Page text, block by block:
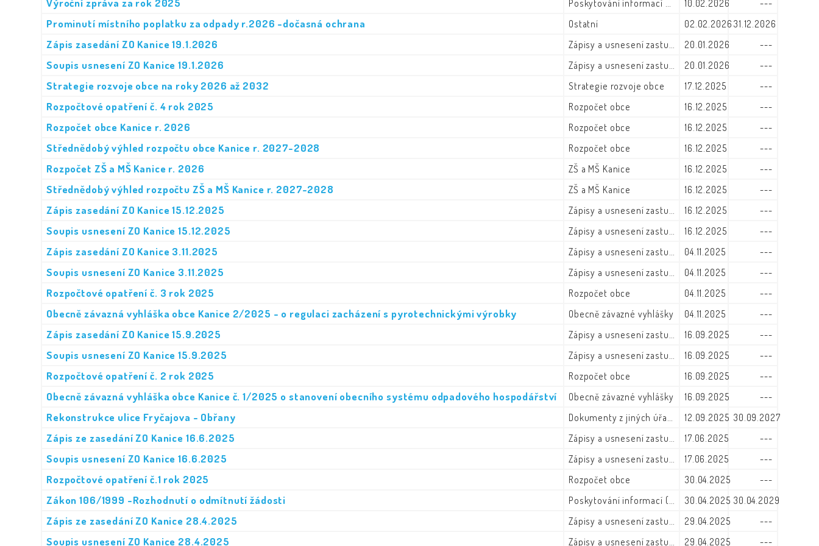
Výroční zpráva za rok 2025 10.02.2026 ---
Prominutí místního poplatku za odpady r.2026 -dočasná ochrana Ostatní 02.02.2026 31.12.2026
Zápis zasedání ZO Kanice 19.1.2026 20.01.2026 ---
Soupis usnesení ZO Kanice 19.1.2026 20.01.2026 ---
Strategie rozvoje obce na roky 2026 až 2032 Strategie rozvoje obce 17.12.2025 ---
Rozpočtové opatření č. 4 rok 2025 Rozpočet obce 16.12.2025 ---
Rozpočet obce Kanice r. 2026 Rozpočet obce 16.12.2025 ---
Střednědobý výhled rozpočtu obce Kanice r. 2027-2028 Rozpočet obce 16.12.2025 ---
Rozpočet ZŠ a MŠ Kanice r. 2026 ZŠ a MŠ Kanice 16.12.2025 ---
Střednědobý výhled rozpočtu ZŠ a MŠ Kanice r. 2027-2028 ZŠ a MŠ Kanice 16.12.2025 ---
Zápis zasedání ZO Kanice 15.12.2025 16.12.2025 ---
Soupis usnesení ZO Kanice 15.12.2025 16.12.2025 ---
Zápis zasedání ZO Kanice 3.11.2025 04.11.2025 ---
Soupis usnesení ZO Kanice 3.11.2025 04.11.2025 ---
Rozpočtové opatření č. 3 rok 2025 Rozpočet obce 04.11.2025 ---
Obecně závazná vyhláška obce Kanice 2/2025 - o regulaci zacházení s pyrotechnickými výrobky Obecně závazné vyhlášky 04.11.2025 ---
Zápis zasedání ZO Kanice 15.9.2025 16.09.2025 ---
Soupis usnesení ZO Kanice 15.9.2025 16.09.2025 ---
Rozpočtové opatření č. 2 rok 2025 Rozpočet obce 16.09.2025 ---
Obecně závazná vyhláška obce Kanice č. 1/2025 o stanovení obecního systému odpadového hospodářství Obecně závazné vyhlášky 16.09.2025 ---
Rekonstrukce ulice Fryčajova - Obřany 12.09.2025 30.09.2027
Zápis ze zasedání ZO Kanice 16.6.2025 17.06.2025 ---
Soupis usnesení ZO Kanice 16.6.2025 17.06.2025 ---
Rozpočtové opatření č.1 rok 2025 Rozpočet obce 30.04.2025 ---
Zákon 106/1999 -Rozhodnutí o odmítnutí žádosti 30.04.2025 30.04.2029
Zápis ze zasedání ZO Kanice 28.4.2025 29.04.2025 ---
Soupis usnesení ZO Kanice 28.4.2025 29.04.2025 ---